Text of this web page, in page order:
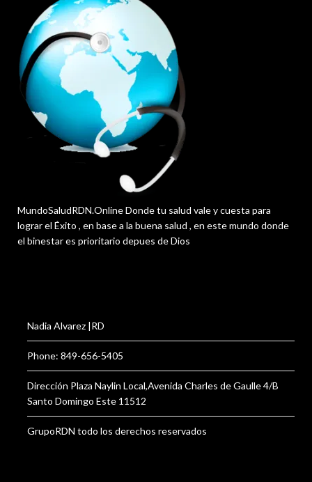
MundoSaludRDN.Online Donde tu salud vale y cuesta para
lograr el Éxito , en base a la buena salud , en este mundo donde
el binestar es prioritario depues de Dios
Nadia Alvarez |RD
Phone: 849-656-5405
Dirección Plaza Naylin Local,Avenida Charles de Gaulle 4/B
Santo Domingo Este 11512
GrupoRDN todo los derechos reservados